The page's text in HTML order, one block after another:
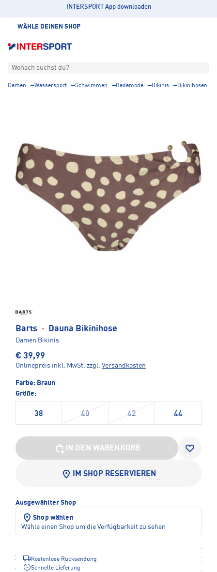
INTERSPORT App downloaden
WÄHLE DEINEN SHOP
Wonach suchst du?
Damen Wassersport Schwimmen Bademode Bikinis Bikinihosen
Barts · Dauna Bikinihose
Damen Bikinis
€ 39,99
Onlinepreis inkl. MwSt. zzgl. Versandkosten
Farbe: Braun
Größe:
38 40 42 44
IN DEN WARENKORB
IM SHOP RESERVIEREN
Ausgewählter Shop
Shop wählen
Wähle einen Shop um die Verfügbarkeit zu sehen
Kostenlose Rücksendung
Schnelle Lieferung